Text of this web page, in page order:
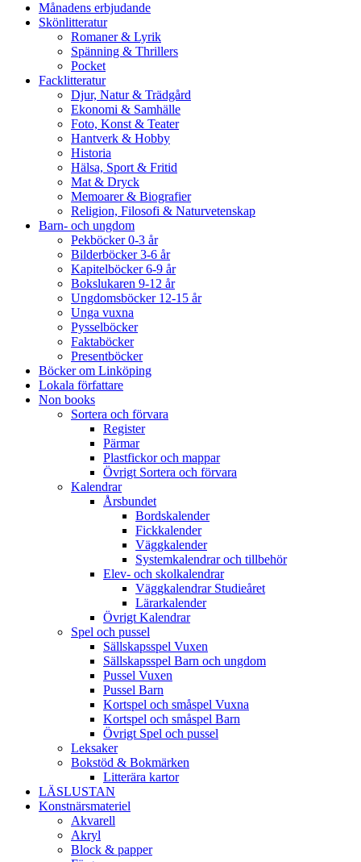
Månadens erbjudande
Skönlitteratur
Romaner & Lyrik
Spänning & Thrillers
Pocket
Facklitteratur
Djur, Natur & Trädgård
Ekonomi & Samhälle
Foto, Konst & Teater
Hantverk & Hobby
Historia
Hälsa, Sport & Fritid
Mat & Dryck
Memoarer & Biografier
Religion, Filosofi & Naturvetenskap
Barn- och ungdom
Pekböcker 0-3 år
Bilderböcker 3-6 år
Kapitelböcker 6-9 år
Bokslukaren 9-12 år
Ungdomsböcker 12-15 år
Unga vuxna
Pysselböcker
Faktaböcker
Presentböcker
Böcker om Linköping
Lokala författare
Non books
Sortera och förvara
Register
Pärmar
Plastfickor och mappar
Övrigt Sortera och förvara
Kalendrar
Årsbundet
Bordskalender
Fickkalender
Väggkalender
Systemkalendrar och tillbehör
Elev- och skolkalendrar
Väggkalendrar Studieåret
Lärarkalender
Övrigt Kalendrar
Spel och pussel
Sällskapsspel Vuxen
Sällskapsspel Barn och ungdom
Pussel Vuxen
Pussel Barn
Kortspel och småspel Vuxna
Kortspel och småspel Barn
Övrigt Spel och pussel
Leksaker
Bokstöd & Bokmärken
Litterära kartor
LÄSLUSTAN
Konstnärsmateriel
Akvarell
Akryl
Block & papper